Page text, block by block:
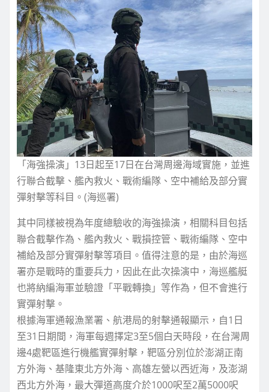
「海強操演」13日起至17日在台灣周邊海域實施，並進
行聯合截擊、艦內救火、戰術編隊、空中補給及部分實
彈射擊等科目。(海巡署)
其中同樣被視為年度總驗收的海強操演，相關科目包括
聯合截擊作為、艦內救火、戰損控管、戰術編隊、空中
補給及部分實彈射擊等項目。值得注意的是，由於海巡
署亦是戰時的重要兵力，因此在此次操演中，海巡艦艇
也將納編海軍並驗證「平戰轉換」等作為，但不會進行
實彈射擊。
根據海軍通報漁業署、航港局的射擊通報顯示，自1日
至31日期間，海軍每週擇定3至5個白天時段，在台灣周
邊4處靶區進行機艦實彈射擊，靶區分別位於澎湖正南
方外海、基隆東北方外海、高雄左營以西近海，及澎湖
西北方外海，最大彈道高度介於1000呎至2萬5000呎